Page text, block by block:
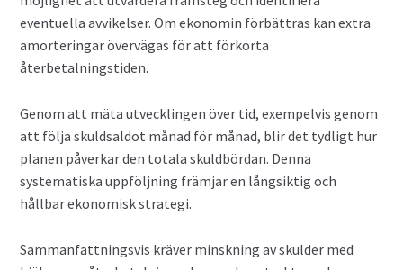
eventuella avvikelser. Om ekonomin förbättras kan extra
amorteringar övervägas för att förkorta
återbetalningstiden.
Genom att mäta utvecklingen över tid, exempelvis genom
att följa skuldsaldot månad för månad, blir det tydligt hur
planen påverkar den totala skuldbördan. Denna
systematiska uppföljning främjar en långsiktig och
hållbar ekonomisk strategi.
Sammanfattningsvis kräver minskning av skulder med